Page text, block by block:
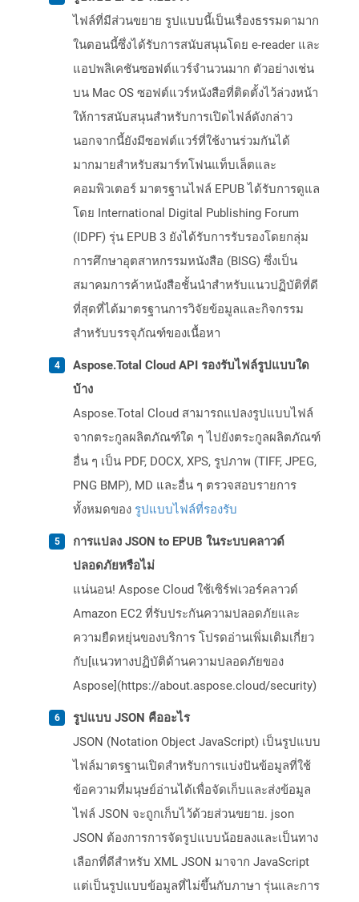
ไฟล์ที่มีส่วนขยาย รูปแบบนี้เป็นเรื่องธรรมดามาก
ในตอนนี้ซึ่งได้รับการสนับสนุนโดย e-reader และ
แอปพลิเคชันซอฟต์แวร์จำนวนมาก ตัวอย่างเช่น
บน Mac OS ซอฟต์แวร์หนังสือที่ติดตั้งไว้ล่วงหน้า
ให้การสนับสนุนสำหรับการเปิดไฟล์ดังกล่าว
นอกจากนี้ยังมีซอฟต์แวร์ที่ใช้งานร่วมกันได้
มากมายสำหรับสมาร์ทโฟนแท็บเล็ตและ
คอมพิวเตอร์ มาตรฐานไฟล์ EPUB ได้รับการดูแล
โดย International Digital Publishing Forum
(IDPF) รุ่น EPUB 3 ยังได้รับการรับรองโดยกลุ่ม
การศึกษาอุตสาหกรรมหนังสือ (BISG) ซึ่งเป็น
สมาคมการค้าหนังสือชั้นนำสำหรับแนวปฏิบัติที่ดี
ที่สุดที่ได้มาตรฐานการวิจัยข้อมูลและกิจกรรม
สำหรับบรรจุภัณฑ์ของเนื้อหา
Aspose.Total Cloud API รองรับไฟล์รูปแบบใด
บ้าง
Aspose.Total Cloud สามารถแปลงรูปแบบไฟล์
จากตระกูลผลิตภัณฑ์ใด ๆ ไปยังตระกูลผลิตภัณฑ์
อื่น ๆ เป็น PDF, DOCX, XPS, รูปภาพ (TIFF, JPEG,
PNG BMP), MD และอื่น ๆ ตรวจสอบรายการ
ทั้งหมดของ รูปแบบไฟล์ที่รองรับ
การแปลง JSON to EPUB ในระบบคลาวด์
ปลอดภัยหรือไม่
แน่นอน! Aspose Cloud ใช้เซิร์ฟเวอร์คลาวด์
Amazon EC2 ที่รับประกันความปลอดภัยและ
ความยืดหยุ่นของบริการ โปรดอ่านเพิ่มเติมเกี่ยว
กับ[แนวทางปฏิบัติด้านความปลอดภัยของ
Aspose](https://about.aspose.cloud/security)
รูปแบบ JSON คืออะไร
JSON (Notation Object JavaScript) เป็นรูปแบบ
ไฟล์มาตรฐานเปิดสำหรับการแบ่งปันข้อมูลที่ใช้
ข้อความที่มนุษย์อ่านได้เพื่อจัดเก็บและส่งข้อมูล
ไฟล์ JSON จะถูกเก็บไว้ด้วยส่วนขยาย. json
JSON ต้องการการจัดรูปแบบน้อยลงและเป็นทาง
เลือกที่ดีสำหรับ XML JSON มาจาก JavaScript
แต่เป็นรูปแบบข้อมูลที่ไม่ขึ้นกับภาษา รุ่นและการ